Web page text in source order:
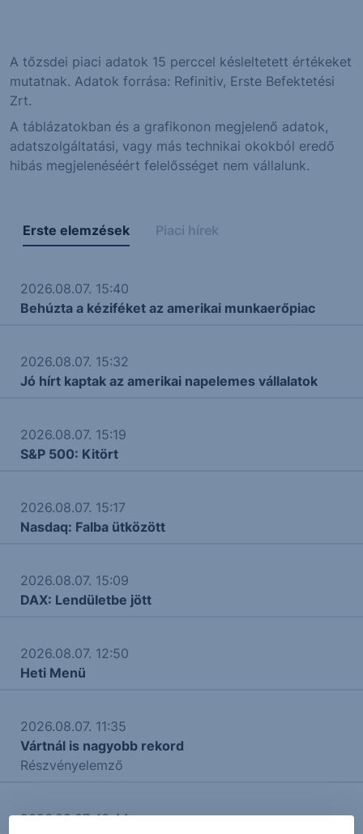
A tőzsdei piaci adatok 15 perccel késleltetett értékeket
mutatnak. Adatok forrása: Refinitiv, Erste Befektetési
Zrt.
A táblázatokban és a grafikonon megjelenő adatok,
adatszolgáltatási, vagy más technikai okokból eredő
hibás megjelenéséért felelősséget nem vállalunk.
Erste elemzések Piaci hírek
2026.08.07. 15:40
Behúzta a kéziféket az amerikai munkaerőpiac
2026.08.07. 15:32
Jó hírt kaptak az amerikai napelemes vállalatok
2026.08.07. 15:19
S&P 500: Kitört
2026.08.07. 15:17
Nasdaq: Falba ütközött
2026.08.07. 15:09
DAX: Lendületbe jött
2026.08.07. 12:50
Heti Menü
2026.08.07. 11:35
Vártnál is nagyobb rekord
Részvényelemző
2026.08.07. 10:44